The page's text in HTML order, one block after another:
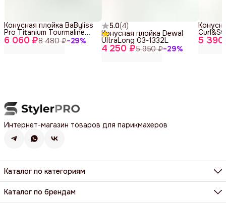
6 060 ₽8 480 ₽−29%
Конусная плойка BaByliss
Pro Titanium Tourmaline
BAB2281TTE
5.0(4)
4 250 ₽5 950 ₽−29%
Конусная плойка Dewal
UltraLong 03-1332L 5
Интернет-магазин товаров для парикмахеров
Каталог по категориям
Фены, фен-щетки, аксессуары
Машинки, триммеры, шейверы
Щипцы, плойки, стайлеры
Каталог по брендам